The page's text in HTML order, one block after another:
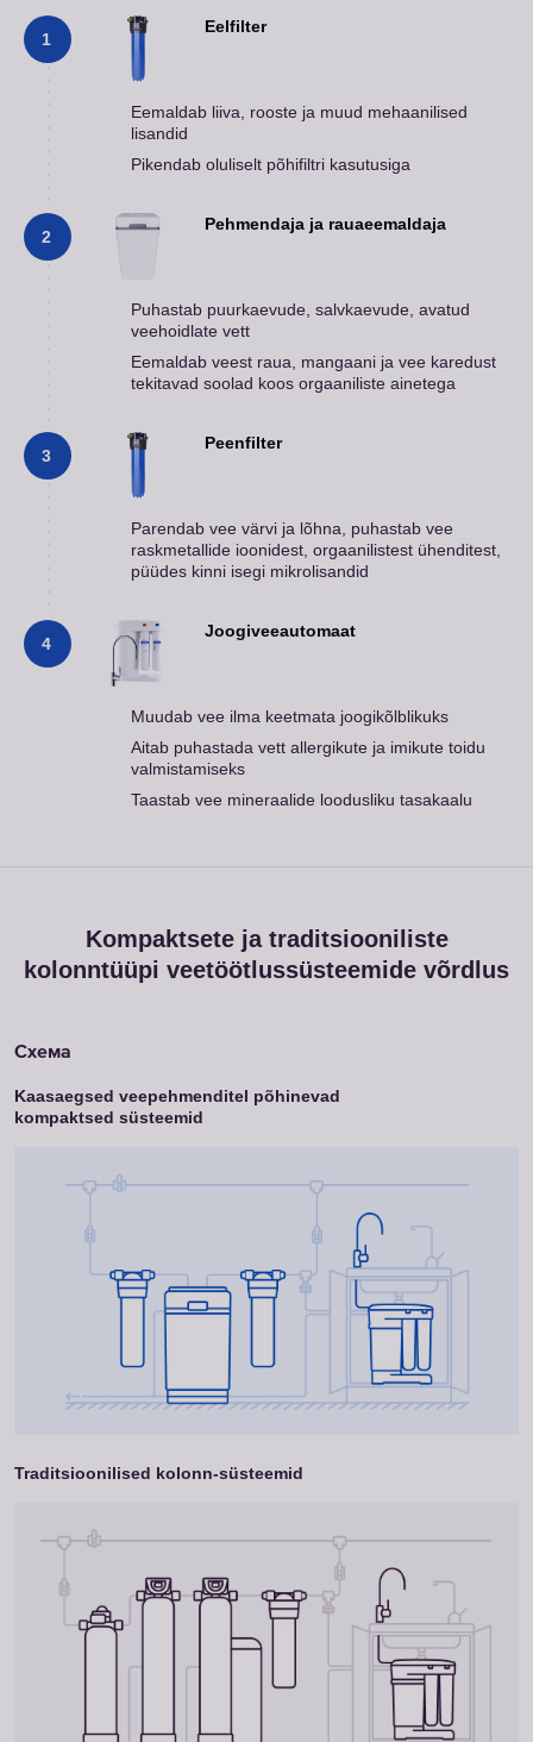
1
Eelfilter
Eemaldab liiva, rooste ja muud mehaanilised
lisandid
Pikendab oluliselt põhifiltri kasutusiga
2
Pehmendaja ja rauaeemaldaja
Puhastab puurkaevude, salvkaevude, avatud
veehoidlate vett
Eemaldab veest raua, mangaani ja vee karedust
tekitavad soolad koos orgaaniliste ainetega
3
Peenfilter
Parendab vee värvi ja lõhna, puhastab vee
raskmetallide ioonidest, orgaanilistest ühenditest,
püüdes kinni isegi mikrolisandid
4
Joogiveeautomaat
Muudab vee ilma keetmata joogikõlblikuks
Aitab puhastada vett allergikute ja imikute toidu
valmistamiseks
Taastab vee mineraalide loodusliku tasakaalu
Kompaktsete ja traditsiooniliste
kolonntüüpi veetöötlussüsteemide võrdlus
Kaasaegsed veepehmenditel põhinevad
kompaktsed süsteemid
Traditsioonilised kolonn-süsteemid